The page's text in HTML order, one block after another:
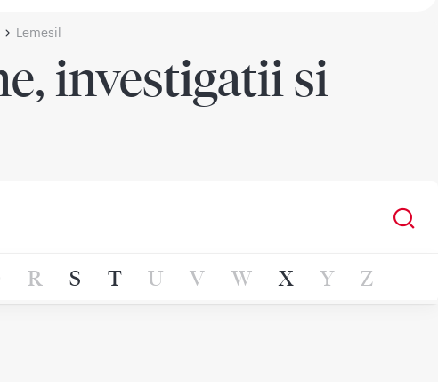
Lemesil
investigatii si
R S T U V W X Y Z